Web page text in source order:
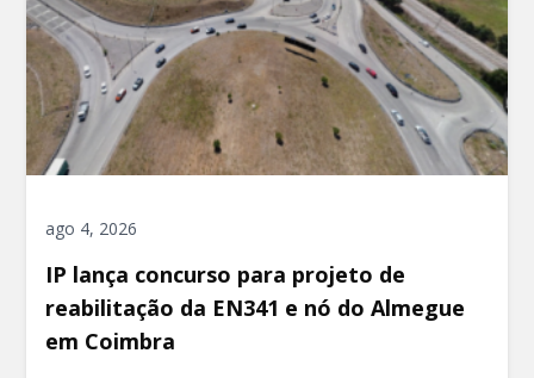
ago 4, 2026
IP lança concurso para projeto de
reabilitação da EN341 e nó do Almegue
em Coimbra